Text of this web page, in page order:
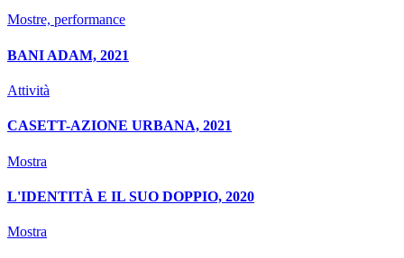
Mostre, performance
BANI ADAM, 2021
Attività
CASETT-AZIONE URBANA, 2021
Mostra
L'IDENTITÀ E IL SUO DOPPIO, 2020
Mostra